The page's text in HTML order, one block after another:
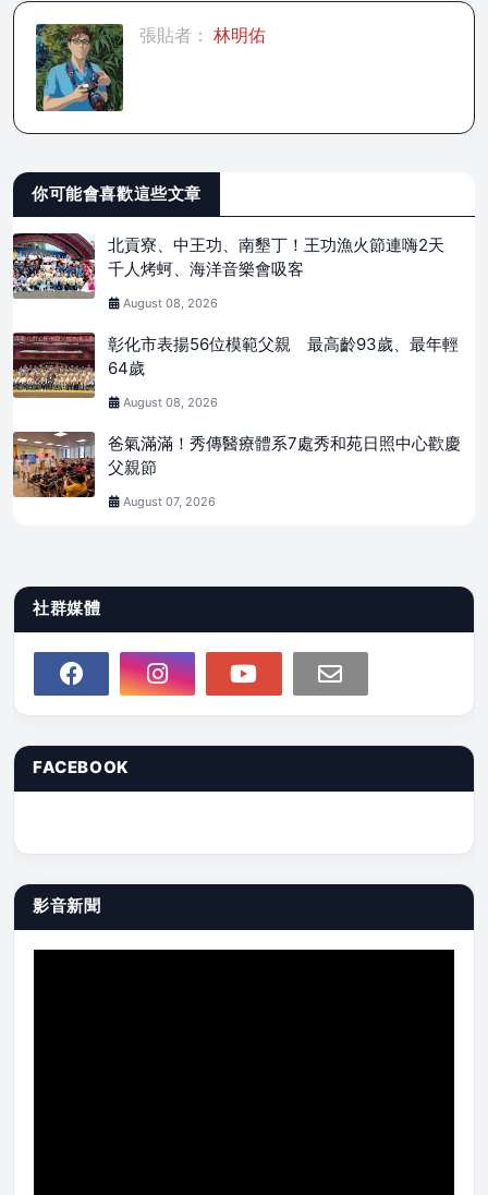
張貼者： 林明佑
你可能會喜歡這些文章
北貢寮、中王功、南墾丁！王功漁火節連嗨2天
千人烤蚵、海洋音樂會吸客
August 08, 2026
彰化市表揚56位模範父親 最高齡93歲、最年輕
64歲
August 08, 2026
爸氣滿滿！秀傳醫療體系7處秀和苑日照中心歡慶
父親節
August 07, 2026
社群媒體
FACEBOOK
影音新聞